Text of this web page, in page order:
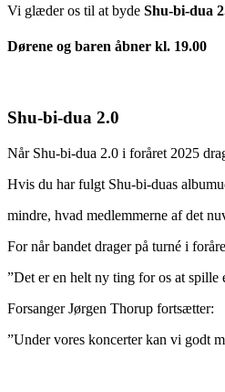
Vi glæder os til at byde Shu-bi-dua
Dørene og baren åbner kl. 19.00
Shu-bi-dua 2.0
Når Shu-bi-dua 2.0 i foråret 2025
Hvis du har fulgt Shu-bi-duas
mindre, hvad medlemmerne af det
For når bandet drager på turné i
”Det er en helt ny ting for os at
Forsanger Jørgen Thorup fortsætter:
”Under vores koncerter kan vi godt